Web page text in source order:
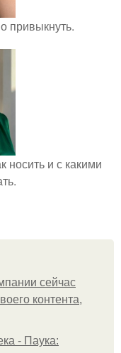
привыкнуть.
носить и с какими
сейчас
контента,
- Паука: